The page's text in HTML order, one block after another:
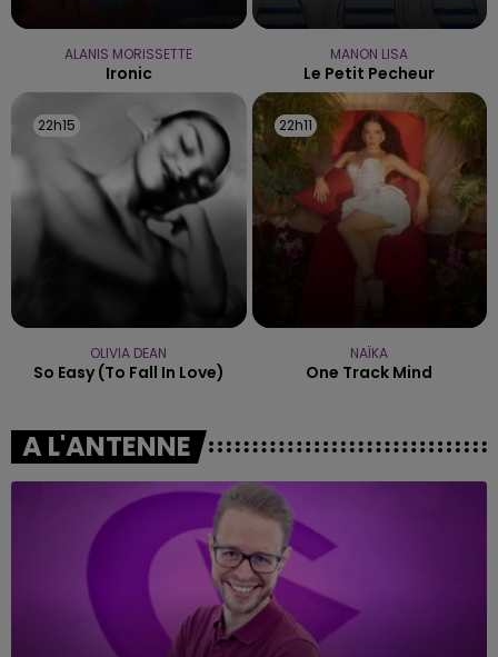
ALANIS MORISSETTE
Ironic
MANON LISA
Le Petit Pecheur
22h15
22h15
OLIVIA DEAN
So Easy (to Fall In Love)
22h11
22h11
NAÏKA
One Track Mind
A L'ANTENNE